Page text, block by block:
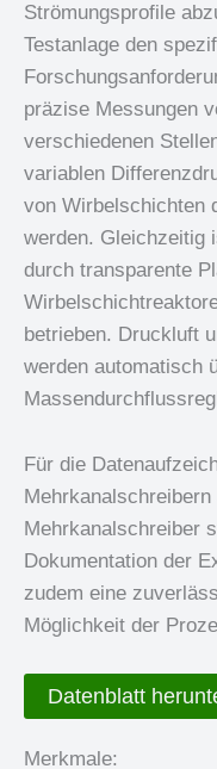
Strömungsprofile
Testanlage den
präzise Messungen
verschiedenen
variablen
von Wirbelschichten
werden. Gleichzeitig
durch transparente
betrieben. Druckluft
werden automatisch
Für die
Mehrkanalschreiber
Dokumentation der
zudem eine
Möglichkeit der
Datenblatt
Merkmale: